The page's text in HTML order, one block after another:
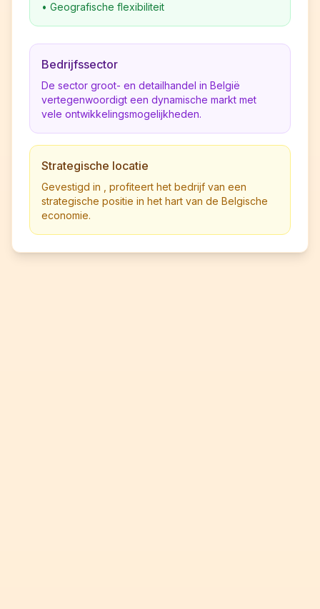
• Geografische flexibiliteit
Bedrijfssector
De sector groot- en detailhandel in België
vertegenwoordigt een dynamische markt met
vele ontwikkelingsmogelijkheden.
Strategische locatie
Gevestigd in , profiteert het bedrijf van een
strategische positie in het hart van de Belgische
economie.